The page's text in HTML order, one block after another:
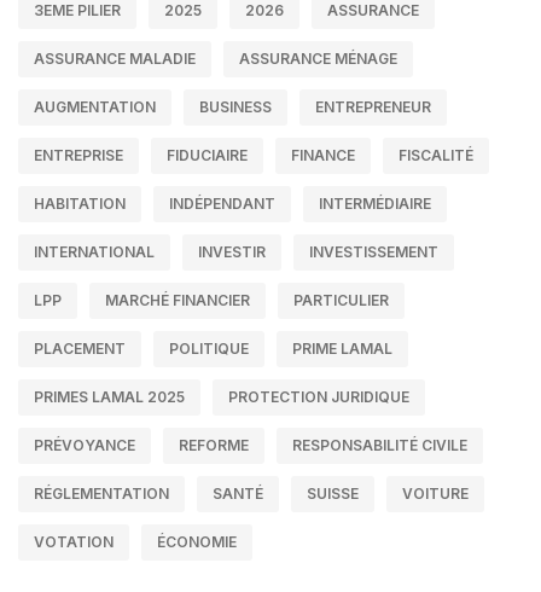
3EME PILIER 2025 2026 ASSURANCE
ASSURANCE MALADIE ASSURANCE MÉNAGE
AUGMENTATION BUSINESS ENTREPRENEUR
ENTREPRISE FIDUCIAIRE FINANCE FISCALITÉ
HABITATION INDÉPENDANT INTERMÉDIAIRE
INTERNATIONAL INVESTIR INVESTISSEMENT
LPP MARCHÉ FINANCIER PARTICULIER
PLACEMENT POLITIQUE PRIME LAMAL
PRIMES LAMAL 2025 PROTECTION JURIDIQUE
PRÉVOYANCE REFORME RESPONSABILITÉ CIVILE
RÉGLEMENTATION SANTÉ SUISSE VOITURE
VOTATION ÉCONOMIE